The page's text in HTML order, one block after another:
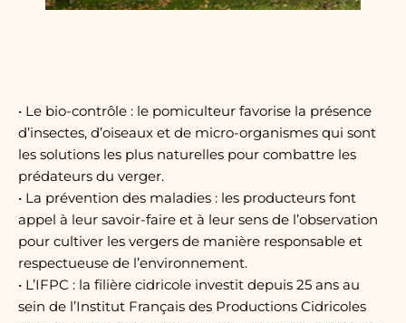
• Le bio-contrôle : le pomiculteur favorise la présence
d’insectes, d’oiseaux et de micro-organismes qui sont
les solutions les plus naturelles pour combattre les
prédateurs du verger.
• La prévention des maladies : les producteurs font
appel à leur savoir-faire et à leur sens de l’observation
pour cultiver les vergers de manière responsable et
respectueuse de l’environnement.
• L’IFPC : la filière cidricole investit depuis 25 ans au
sein de l’Institut Français des Productions Cidricoles